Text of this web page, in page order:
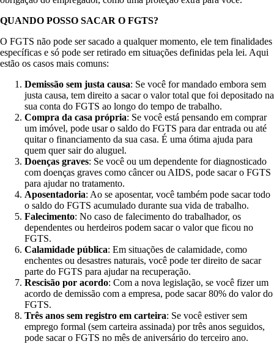
QUANDO POSSO SACAR O FGTS?
O FGTS não pode ser sacado a qualquer momento, ele tem finalidades
específicas e só pode ser retirado em situações definidas pela lei. Aqui
estão os casos mais comuns:
Demissão sem justa causa: Se você for mandado embora sem
justa causa, tem direito a sacar o valor total que foi depositado na
sua conta do FGTS ao longo do tempo de trabalho.
Compra da casa própria: Se você está pensando em comprar
um imóvel, pode usar o saldo do FGTS para dar entrada ou até
quitar o financiamento da sua casa. É uma ótima ajuda para
quem quer sair do aluguel.
Doenças graves: Se você ou um dependente for diagnosticado
com doenças graves como câncer ou AIDS, pode sacar o FGTS
para ajudar no tratamento.
Aposentadoria: Ao se aposentar, você também pode sacar todo
o saldo do FGTS acumulado durante sua vida de trabalho.
Falecimento: No caso de falecimento do trabalhador, os
dependentes ou herdeiros podem sacar o valor que ficou no
FGTS.
Calamidade pública: Em situações de calamidade, como
enchentes ou desastres naturais, você pode ter direito de sacar
parte do FGTS para ajudar na recuperação.
Rescisão por acordo: Com a nova legislação, se você fizer um
acordo de demissão com a empresa, pode sacar 80% do valor do
FGTS.
Três anos sem registro em carteira: Se você estiver sem
emprego formal (sem carteira assinada) por três anos seguidos,
pode sacar o FGTS no mês de aniversário do terceiro ano.